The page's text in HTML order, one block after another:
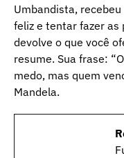
Umbandista,
feliz e tentar fazer as
devolve o que você
resume. Sua frase:
medo, mas quem
Mandela.